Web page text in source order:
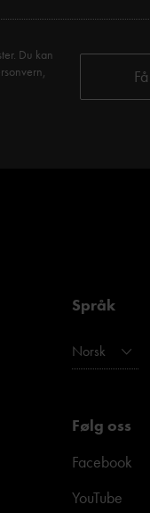
Du kan
Språk
Norsk
Følg oss
Facebook
YouTube